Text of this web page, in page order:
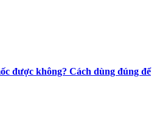
được không? Cách dùng đúng để